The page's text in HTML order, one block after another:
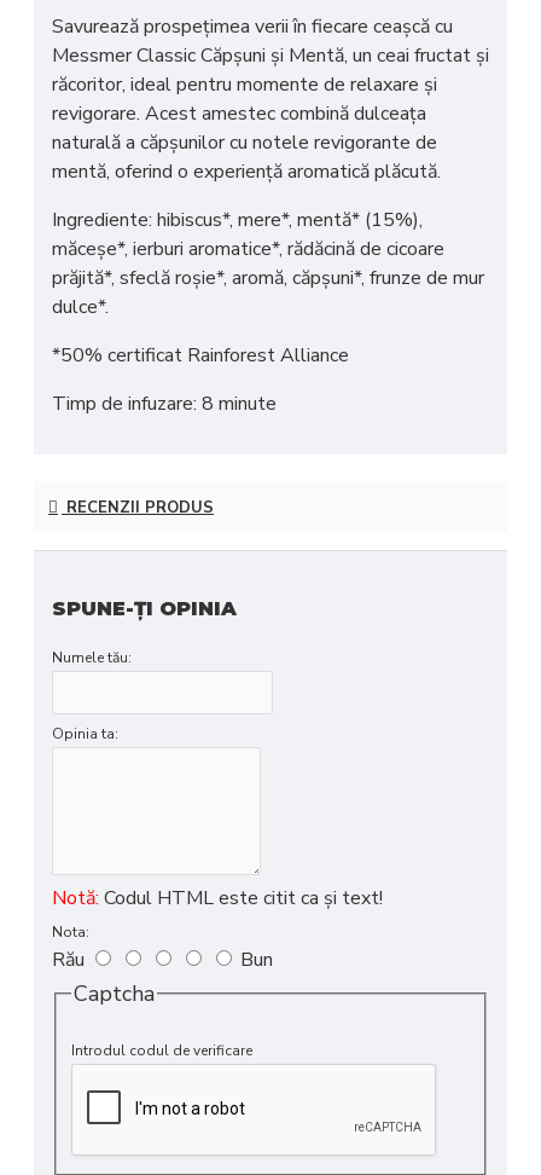
Savurează prospețimea verii în fiecare ceașcă cu
Messmer Classic Căpșuni și Mentă, un ceai fructat și
răcoritor, ideal pentru momente de relaxare și
revigorare. Acest amestec combină dulceața
naturală a căpșunilor cu notele revigorante de
mentă, oferind o experiență aromatică plăcută.
Ingrediente: hibiscus*, mere*, mentă* (15%),
măceșe*, ierburi aromatice*, rădăcină de cicoare
prăjită*, sfeclă roșie*, aromă, căpșuni*, frunze de mur
dulce*.
*50% certificat Rainforest Alliance
Timp de infuzare: 8 minute
RECENZII PRODUS
SPUNE-ŢI OPINIA
Numele tău:
Opinia ta:
Notă: Codul HTML este citit ca şi text!
Nota:
Rău Bun
Captcha
Introdul codul de verificare